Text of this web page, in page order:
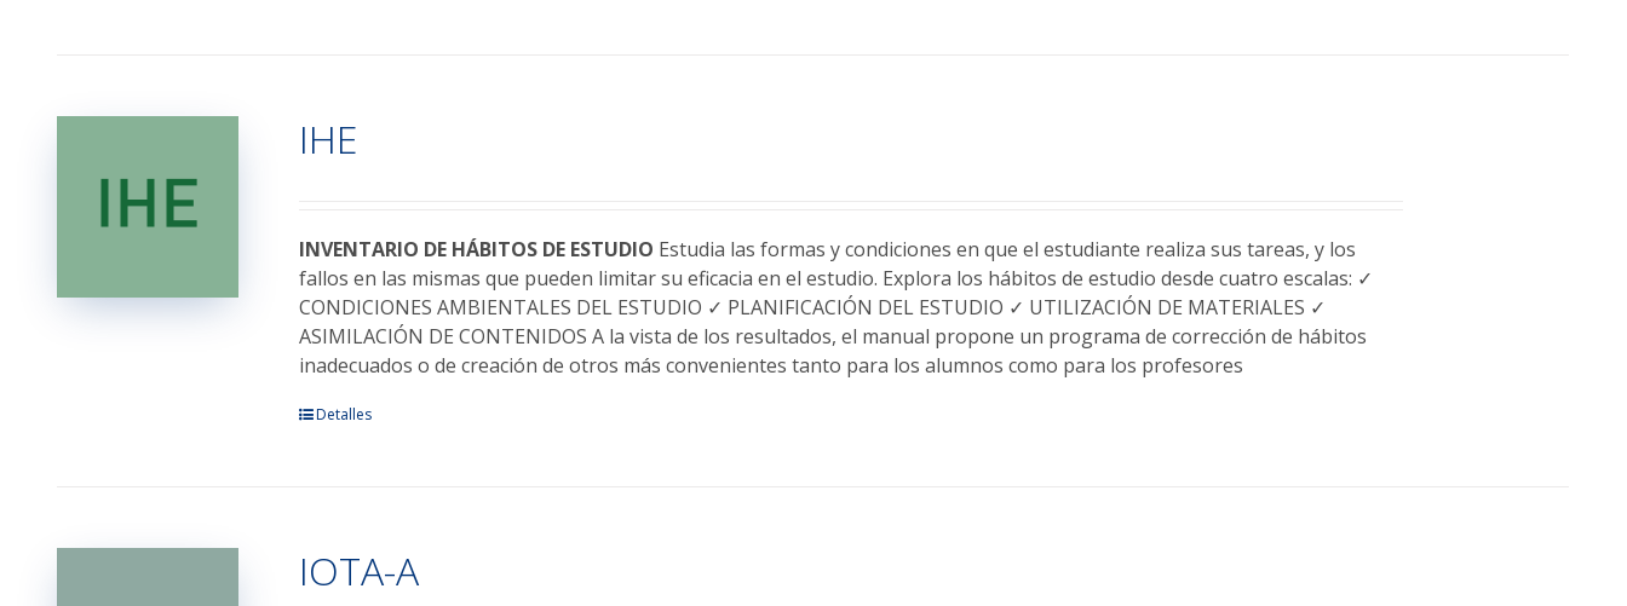
Las
opciones
elegir
en
la
página
de
IHE
INVENTARIO DE HÁBITOS DE ESTUDIO Estudia las formas y condiciones en que el estudiante realiza sus tareas, y los
fallos en las mismas que pueden limitar su eficacia en el estudio. Explora los hábitos de estudio desde cuatro escalas: ✓
CONDICIONES AMBIENTALES DEL ESTUDIO ✓ PLANIFICACIÓN DEL ESTUDIO ✓ UTILIZACIÓN DE MATERIALES ✓
ASIMILACIÓN DE CONTENIDOS A la vista de los resultados, el manual propone un programa de corrección de hábitos
inadecuados o de creación de otros más convenientes tanto para los alumnos como para los profesores
Este
Las
opciones
Detalles
IOTA-A